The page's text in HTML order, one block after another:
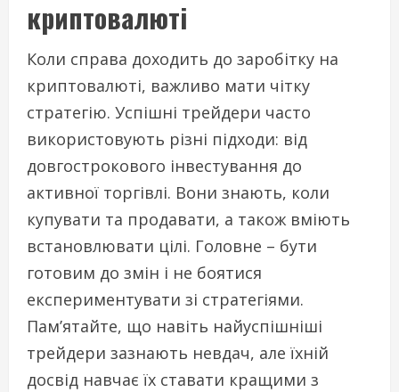
криптовалюті
Коли справа доходить до заробітку на
криптовалюті, важливо мати чітку
стратегію. Успішні трейдери часто
використовують різні підходи: від
довгострокового інвестування до
активної торгівлі. Вони знають, коли
купувати та продавати, а також вміють
встановлювати цілі. Головне – бути
готовим до змін і не боятися
експериментувати зі стратегіями.
Пам’ятайте, що навіть найуспішніші
трейдери зазнають невдач, але їхній
досвід навчає їх ставати кращими з